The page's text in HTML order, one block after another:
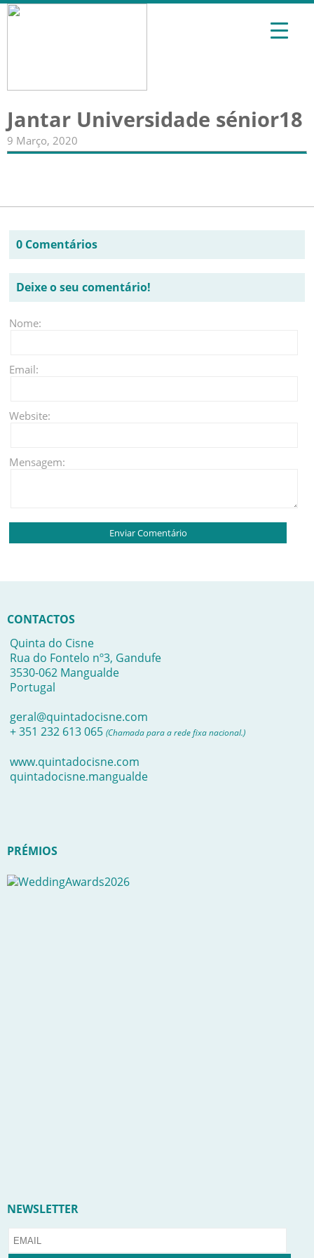
Jantar Universidade sénior18
9 Março, 2020
0 Comentários
Deixe o seu comentário!
Nome:
Email:
Website:
Mensagem:
CONTACTOS
Quinta do Cisne
Rua do Fontelo nº3, Gandufe
3530-062 Mangualde
Portugal
geral@quintadocisne.com
+ 351 232 613 065 (Chamada para a rede fixa nacional.)
www.quintadocisne.com
quintadocisne.mangualde
PRÉMIOS
NEWSLETTER